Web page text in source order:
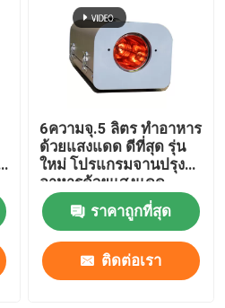
าศ
วามร้อนแหล่งอากาศ
ฟ้า
6ความจุ.5 ลิตร ทําอาหาร
ด้วยแสงแดด ดีที่สุด รุ่น
ใหม่ โปรแกรมจานปรุง
อาหารด้วยแสงแดด
ราคาถูกที่สุด
ติดต่อเรา